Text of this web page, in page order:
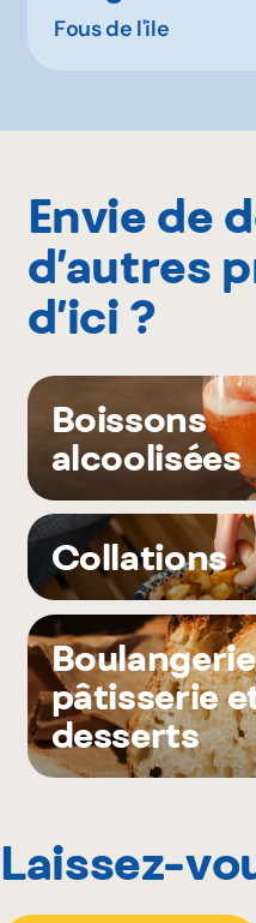
Fous de l'ile
Envie de
d’autres
d’ici ?
Boissons
alcoolisées
Collations
pâtisserie
desserts
Laissez-